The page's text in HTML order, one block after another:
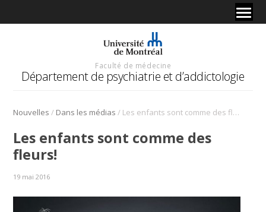
Faculté de médecine
Département de psychiatrie et d’addictologie
Nouvelles / Dans les médias / Les enfants sont comme des fleurs!
Les enfants sont comme des
fleurs!
19 mai 2016